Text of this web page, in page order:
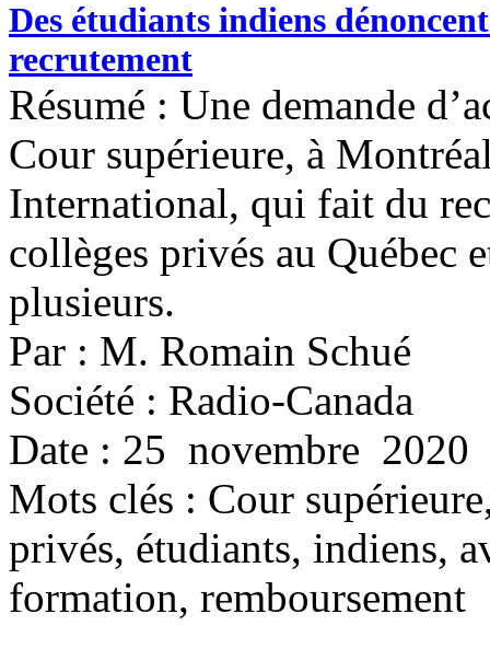
Des étudiants indiens
recrutement
Résumé : Une demande
Cour supérieure, à
International, qui fait du
collèges privés au Québec
plusieurs.
Par : M. Romain Schué
Société : Radio-Canada
Date : 25 novembre 2020
Mots clés : Cour
privés, étudiants, indiens,
formation, remboursement